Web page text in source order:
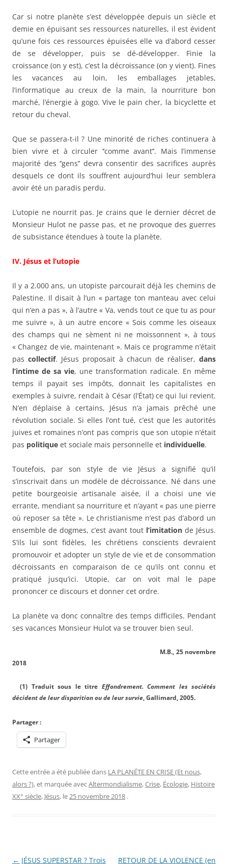
Car si notre planète s’est développée depuis un siècle et
demie en épuisant ses ressources naturelles, il est évident
qu’une fois ces ressources épuisées elle va d’abord cesser
de se développer, puis se dé-développer. Finie la
croissance (on y est), c’est la décroissance (on y vient). Fines
les vacances au loin, les emballages jetables,
l’informatique au creux de la main, la nourriture bon
marché, l’énergie à gogo. Vive le pain cher, la bicyclette et
retour du cheval.
Que se passera-t-il ? Une minorité de riches continuera à
bien vivre et à circuler ‘’comme avant’’. Mais l’immense
majorité des ‘’gens’’ devra consentir des sacrifices auprès
desquels ce dont ils souffrent aujourd’hui leur semblera
avoir été un paradis perdu.
L’utopie ne nourrit pas. Je crains que le dernier décret de
Monsieur Hulot ne passe pas, et ne provoque des guerres
de subsistance étendues à toute la planète.
IV. Jésus et l’utopie
Il y a 2.000 ans, un utopiste parcourait déjà les chemins de
Palestine. Il disait à l’un « partage ton manteau avec celui
qui n’en a pas », à l’autre « Va, vends tout ce que tu as pour
me suivre », à un autre encore « Sois comme les oiseaux
des champs qui ne sèment ni ne moissonnent », à tous
« Changez de vie, maintenant ». Mais ce programme n’était
pascollectif. Jésus proposait à chacun de réaliser, dans
l’intime de sa vie, une transformation radicale. En même
temps il payait ses impôts, donnait les capitalistes en
exemples à suivre, rendait à César (l’État) ce qui lui revient.
N’en déplaise à certains, Jésus n’a jamais prêché une
révolution sociale. Si elles l’ont tué, c’est que les autorités
juives et romaines n’ont pas compris que son utopie n’était
pas politique et sociale mais personnelle et individuelle.
Toutefois, par son style de vie Jésus a signifié qu’il
s’inscrivait dans un modèle de décroissance. Né dans une
petite bourgeoisie artisanale aisée, il a choisi une vie
errante, mendiant sa nourriture et n’ayant « pas une pierre
où reposer sa tête ». Le christianisme n’est pas d’abord un
ensemble de dogmes, c’est avant tout l’imitation de Jésus.
S’ils lui sont fidèles, les chrétiens conscients devraient
promouvoir et adopter un style de vie et de consommation
décroissants en comparaison de ce qu’ils ont connu et
pratiqué jusqu’ici. Utopie, car on voit mal le pape
prononcer ce discours et donner cet ordre.
La planète va donc connaître des temps difficiles. Pendant
ses vacances Monsieur Hulot va se trouver bien seul.
M.B., 25 novembre
2018
(1) Traduit sous le titre Effondrement. Comment les sociétés
décident de leur disparition ou de leur survie, Gallimard, 2005.
Partager :
Partager
Cette entrée a été publiée dans LA PLANÉTE EN CRISE (Et nous,
alors ?), et marquée avecAltermondialisme,Crise, Écologie, Histoire
XX° siècle, Jésus, le25 novembre 2018 .
Navigation
← JÉSUS SUPERSTAR ? Trois
RETOUR DE LA VIOLENCE (en